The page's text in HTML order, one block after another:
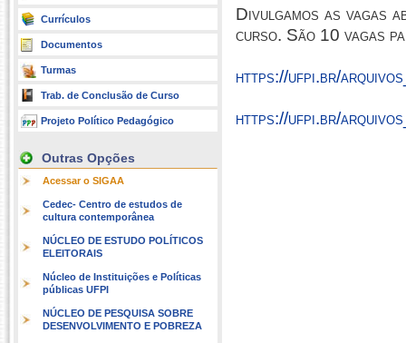
Currículos
Documentos
Turmas
Trab. de Conclusão de Curso
Projeto Político Pedagógico
Outras Opções
Acessar o SIGAA
Cedec- Centro de estudos de
cultura contemporânea
NÚCLEO DE ESTUDO POLÍTICOS
ELEITORAIS
Núcleo de Instituições e Políticas
públicas UFPI
NÚCLEO DE PESQUISA SOBRE
DESENVOLVIMENTO E POBREZA
Divulgamos as vagas
curso. São 10 vagas
https://ufpi.br/
https://ufpi.br/